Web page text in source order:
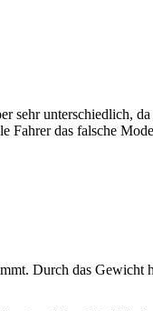
sehr unterschiedlich,
Fahrer das falsche
Durch das Gewicht